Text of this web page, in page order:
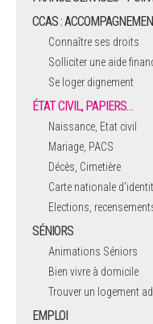
CCAS :
Connaître ses droits
Solliciter une aide
Se loger dignement
ÉTAT CIVIL, PAPIERS…
Naissance, Etat civil
Mariage, PACS
Décès, Cimetière
Carte nationale
Elections,
SÉNIORS
Animations Séniors
Bien vivre à domicile
Trouver un logement
EMPLOI